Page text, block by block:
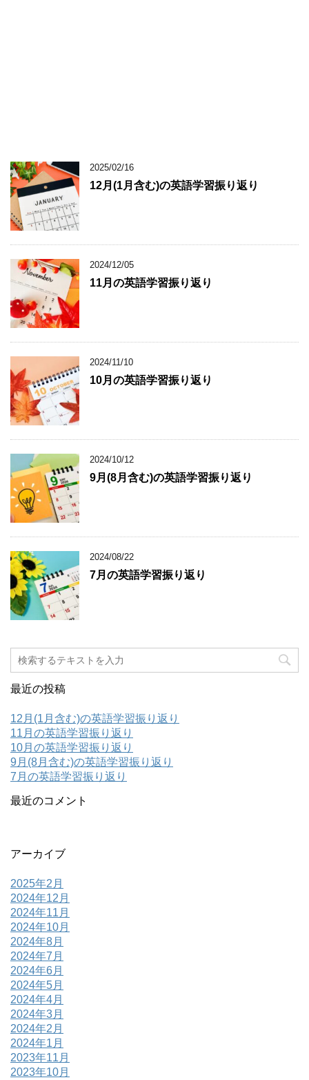
2025/02/16
12月(1月含む)の英語学習振り返り
2024/12/05
11月の英語学習振り返り
2024/11/10
10月の英語学習振り返り
2024/10/12
9月(8月含む)の英語学習振り返り
2024/08/22
7月の英語学習振り返り
最近の投稿
12月(1月含む)の英語学習振り返り
11月の英語学習振り返り
10月の英語学習振り返り
9月(8月含む)の英語学習振り返り
7月の英語学習振り返り
最近のコメント
アーカイブ
2025年2月
2024年12月
2024年11月
2024年10月
2024年8月
2024年7月
2024年6月
2024年5月
2024年4月
2024年3月
2024年2月
2024年1月
2023年11月
2023年10月